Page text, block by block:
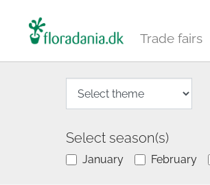
Trade fairs
Select season(s)
January February